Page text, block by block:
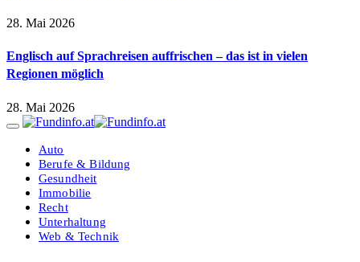
28. Mai 2026
Englisch auf Sprachreisen auffrischen – das ist in vielen
Regionen möglich
28. Mai 2026
Auto
Berufe & Bildung
Gesundheit
Immobilie
Recht
Unterhaltung
Web & Technik